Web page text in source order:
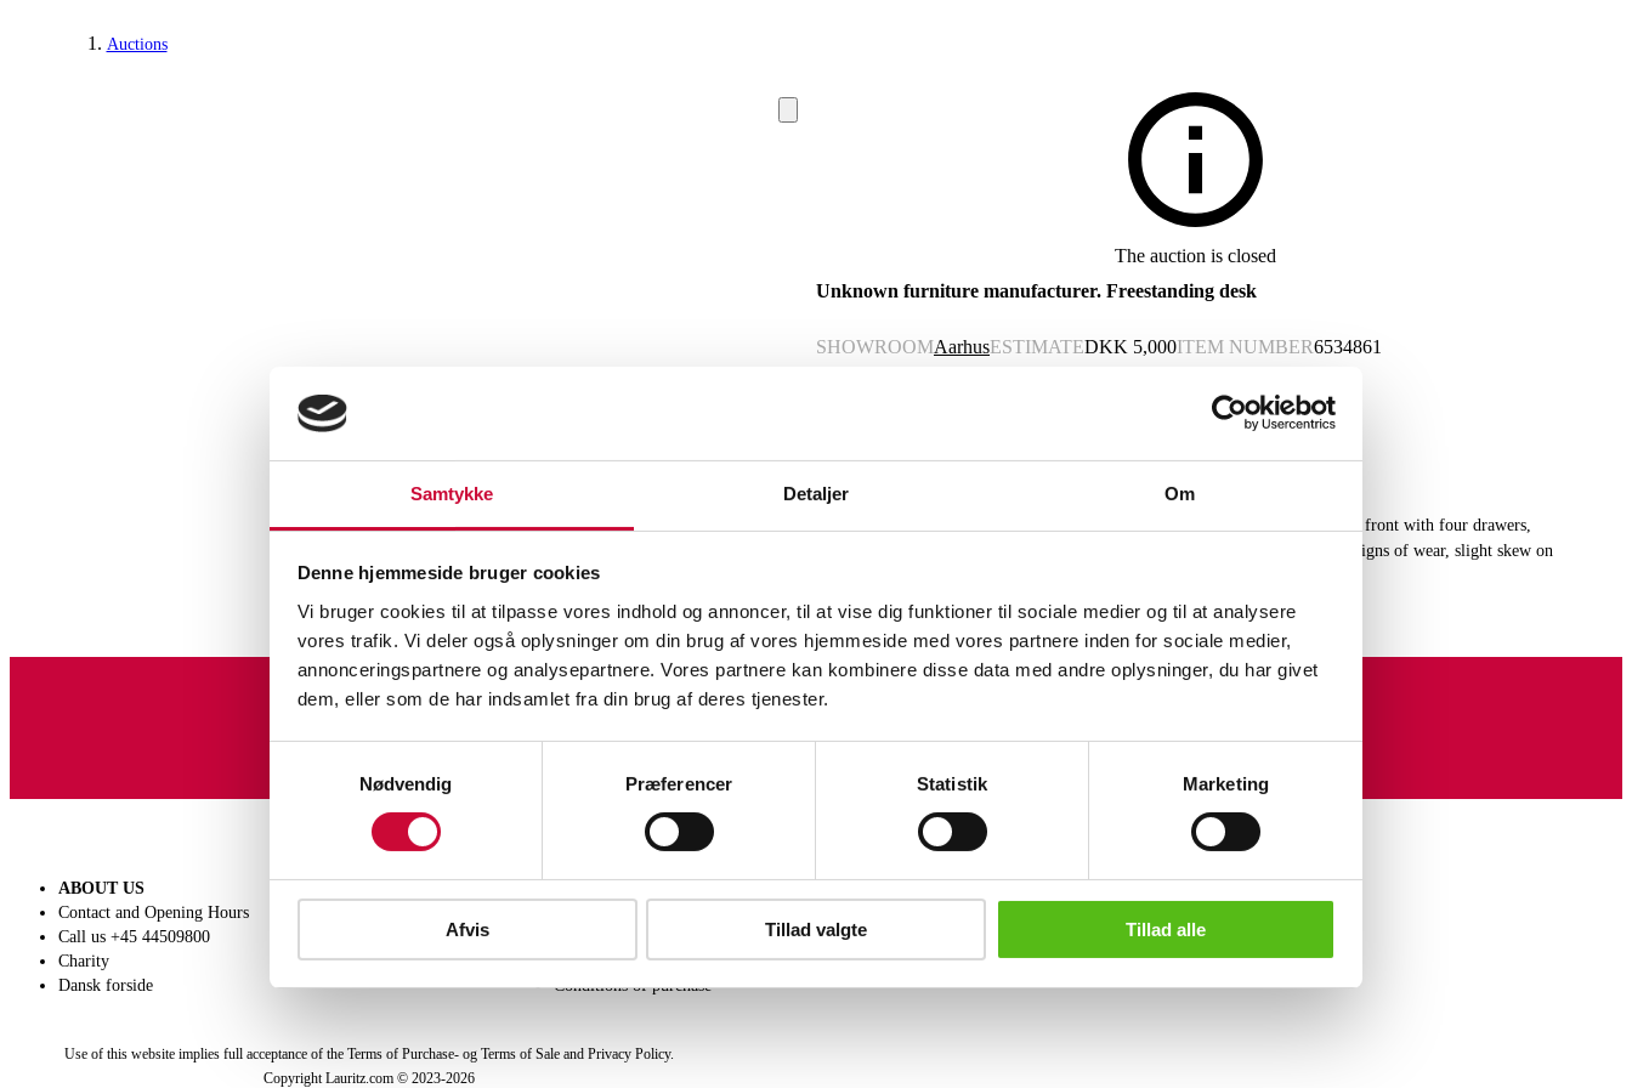
Samtykke Detaljer Om
Denne hjemmeside bruger cookies
Vi bruger cookies til at tilpasse vores indhold og annoncer, til at vise dig funktioner til sociale medier og til at analysere
vores trafik. Vi deler også oplysninger om din brug af vores hjemmeside med vores partnere inden for sociale medier,
annonceringspartnere og analysepartnere. Vores partnere kan kombinere disse data med andre oplysninger, du har givet
dem, eller som de har indsamlet fra din brug af deres tjenester.
Nødvendig
Præferencer Statistik Marketing
Afvis Tillad valgte Tillad alle
Auctions
The auction is closed
Unknown furniture manufacturer. Freestanding desk
SHOWROOMAarhusESTIMATEDKK 5,000ITEM NUMBER6534861
Unknown furniture manufacturer. Freestanding desk of veneered stained wood, front with four drawers,
wedge-shaped frame of black lacquered metal. H. 77 L. 180 D. 91 cm. Slight signs of wear, slight skew on
Similar lots
ABOUT US
Contact and Opening Hours
Call us +45 44509800
Charity
Dansk forside
Conditions of sale
Privacy Policy
Conditions of purchase
Use of this website implies full acceptance of the Terms of Purchase- og Terms of Sale and Privacy Policy.
Copyright Lauritz.com © 2023-2026